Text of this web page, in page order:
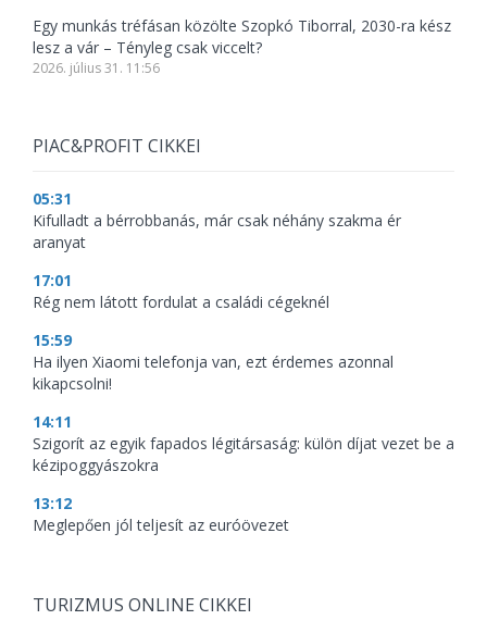
Egy munkás tréfásan közölte Szopkó Tiborral, 2030-ra kész
lesz a vár – Tényleg csak viccelt?
2026. július 31. 11:56
PIAC&PROFIT CIKKEI
05:31
Kifulladt a bérrobbanás, már csak néhány szakma ér
aranyat
17:01
Rég nem látott fordulat a családi cégeknél
15:59
Ha ilyen Xiaomi telefonja van, ezt érdemes azonnal
kikapcsolni!
14:11
Szigorít az egyik fapados légitársaság: külön díjat vezet be a
kézipoggyászokra
13:12
Meglepően jól teljesít az euróövezet
TURIZMUS ONLINE CIKKEI